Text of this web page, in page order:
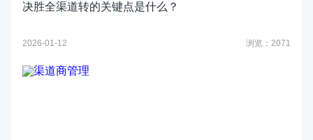
决胜全渠道转的关键点是什么？
2026-01-12 浏览：2071